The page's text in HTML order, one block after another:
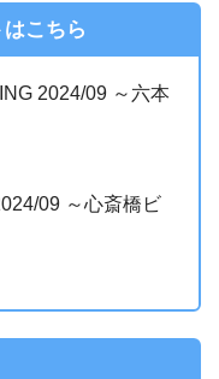
こちら
2024/09 ～六本
09 ～心斎橋ビ